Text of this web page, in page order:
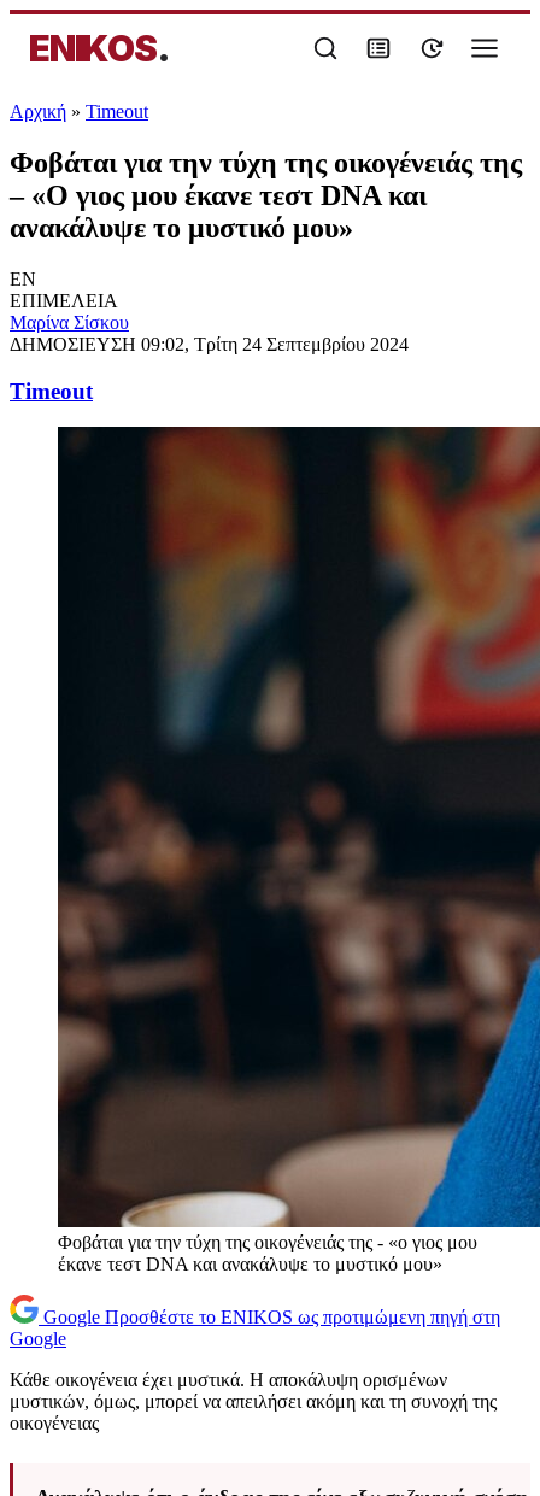
ENIKOS.
Αρχική » Timeout
Φοβάται για την τύχη της οικογένειάς της
– «Ο γιος μου έκανε τεστ DNA και
ανακάλυψε το μυστικό μου»
EN
ΕΠΙΜΕΛΕΙΑ
Μαρίνα Σίσκου
ΔΗΜΟΣΙΕΥΣΗ 09:02, Τρίτη 24 Σεπτεμβρίου 2024
Timeout
Φοβάται για την τύχη της οικογένειάς της - «ο γιος μου
έκανε τεστ DNA και ανακάλυψε το μυστικό μου»
Google Προσθέστε το ENIKOS ως προτιμώμενη πηγή στη
Google
Κάθε οικογένεια έχει μυστικά. Η αποκάλυψη ορισμένων
μυστικών, όμως, μπορεί να απειλήσει ακόμη και τη συνοχή της
οικογένειας